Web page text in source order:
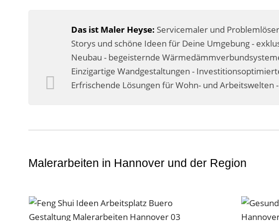
Das ist Maler Heyse: Servicemaler und
Storys und schöne Ideen für Deine Umgebung -
Neubau - begeisternde
Einzigartige Wandgestaltungen -
Erfrischende Lösungen für Wohn- und Arbeitswelten
Malerarbeiten in Hannover und der Region